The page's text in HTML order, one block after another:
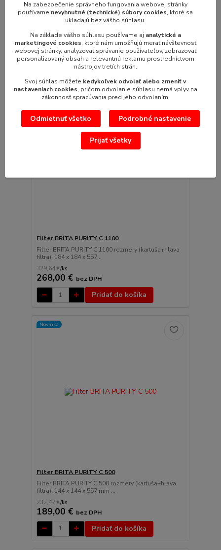
Filter BRITA PURITY C 500 STEAM
Filter BRITA PURITY C 500 STEAM rozmery: (kartuša):
144 x 520 mm (Øxh)ma...
236,16 €/ks
192,00 €bez DPH
Pridať do košíka
Novinka
Filter BRITA PURITY C 1100
Filter BRITA PURITY C 1100 rozmery (kartuša+hlava
filtra): 184 x 184 x 557...
329,64 €/ks
268,00 € bez DPH
Pridať do košíka
Novinka
Filter BRITA PURITY C 500
Filter BRITA PURITY C 500 rozmery (kartuša+hlava
filtra): 144 x 144 x 557 mm ...
232,47 €/ks
189,00 € bez DPH
Pridať do košíka
Na zabezpečenie správneho fungovania webovej stránky
používame nevyhnutné (technické) súbory cookies, ktoré sa
ukladajú bez vášho súhlasu.
Na základe vášho súhlasu používame aj analytické a
marketingové cookies, ktoré nám umožňujú merať návštevnosť
webovej stránky, analyzovať správanie používateľov, zobrazovať
personalizovaný obsah a relevantnú reklamu prostredníctvom
nástrojov tretích strán.
Svoj súhlas môžete kedykoľvek odvolať alebo zmeniť v
nastaveniach cookies, pričom odvolanie súhlasu nemá vplyv na
zákonnosť spracúvania pred jeho odvolaním.
Odmietnuť všetko Podrobné nastavenie
Prijať všetky